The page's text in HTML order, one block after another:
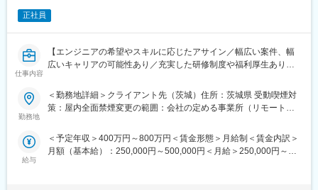
能性を広げ大きく羽ばたく舞台をご用意し、あなたの「“やりた
い”に就ける」を実現します。
変更の範囲：会社の定める業務
■魅力点
原子力プラント設計は、持続可能なエネルギー供給と環境への配
のエネルギー安全保障に寄与すると同時に、カーボンニュートラ
ル社会へ貢献することができます。
・出社が主体ですが、リモートワークも柔軟に対応可能です。残
業時間は月平均20時間程度となります。
正社員
仕事内容
【エンジニアの希望やスキルに応じたアサイン／幅広い案件、幅
広いキャリアの可能性あり／充実した研修制度や福利厚生あり
■業務内容：
■詳細：
電子制御装置（ECU）のＨ／Ｗ 構造設計業務、図面作成、CAE解
勤務地
＜勤務地詳細＞クライアント先（茨城）住所：茨城県 受動喫煙対
策：屋内全面禁煙変更の範囲：会社の定める事業所（リモートワ
給与
＜予定年収＞400万円～800万円＜賃金形態＞月給制＜賃金内訳＞
月額（基本給）：250,000円～500,000円＜月給＞250,000円～